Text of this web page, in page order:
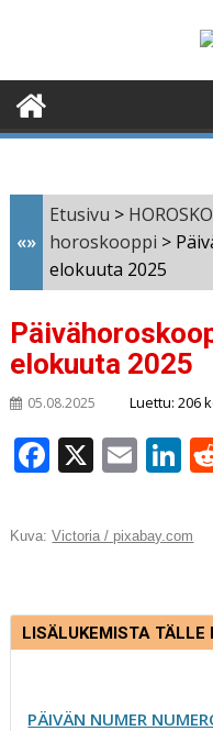
«»
Etusivu >
horoskooppi >
elokuuta 2025
elokuuta 2025
05.08.2025 Luettu: 206
F
c
o
o
k
X E
ai
Li
k
n
Kuva: Victoria / pixabay.com
LISÄLUKEMISTA TÄLLE
PÄIVÄN NUMER